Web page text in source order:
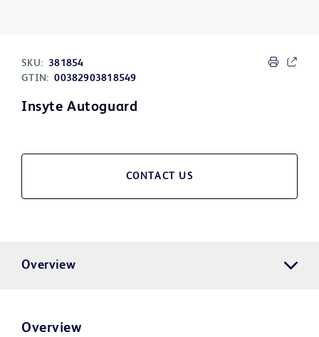
SKU: 381854
GTIN: 00382903818549
Insyte Autoguard
CONTACT US
Overview
Overview